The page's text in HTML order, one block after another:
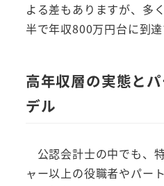
よる差もありますが、多
半で年収800万円台に到達
高年収層の実態と
デル
公認会計士の中でも、
ャー以上の役職者やパー